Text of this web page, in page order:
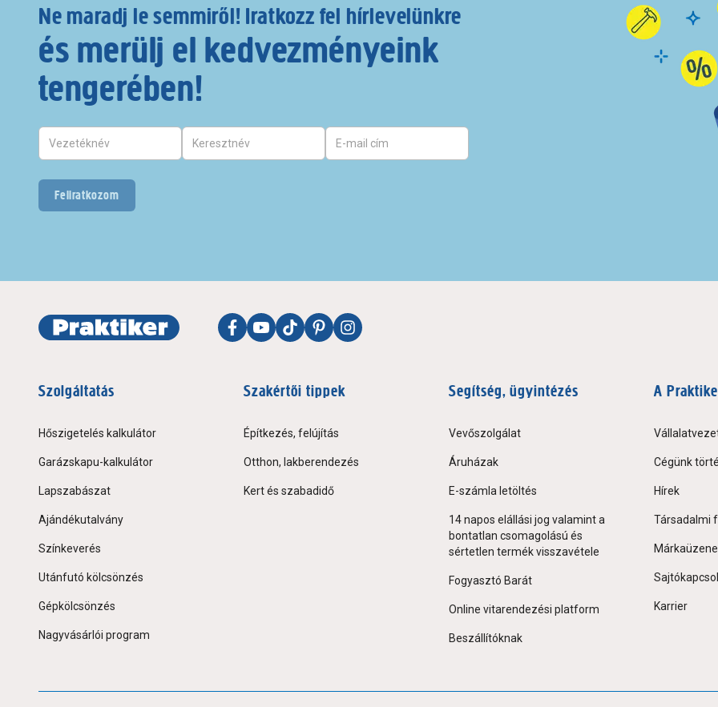
Ne maradj le semmiről! Iratkozz fel hírlevelünkre
és merülj el kedvezményeink
tengerében!
Feliratkozom
Szolgáltatás
Hőszigetelés kalkulátor
Garázskapu-kalkulátor
Lapszabászat
Ajándékutalvány
Színkeverés
Utánfutó kölcsönzés
Gépkölcsönzés
Nagyvásárlói program
Szakértői tippek
Építkezés, felújítás
Otthon, lakberendezés
Kert és szabadidő
Segítség, ügyintézés
Vevőszolgálat
Áruházak
E-számla letöltés
14 napos elállási jog valamint a
bontatlan csomagolású és
sértetlen termék visszavétele
Fogyasztó Barát
Online vitarendezési platform
Beszállítóknak
A
Cégünk
Hírek
Társadalmi
Karrier